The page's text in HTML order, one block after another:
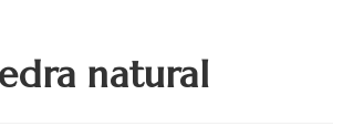
natural